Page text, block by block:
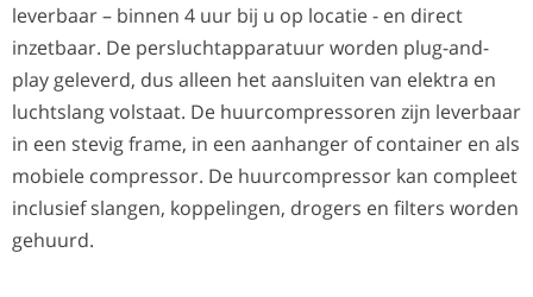
leverbaar – binnen 4 uur bij u op locatie - en direct
inzetbaar. De persluchtapparatuur worden plug-and-
play geleverd, dus alleen het aansluiten van elektra en
luchtslang volstaat. De huurcompressoren zijn leverbaar
in een stevig frame, in een aanhanger of container en als
mobiele compressor. De huurcompressor kan compleet
inclusief slangen, koppelingen, drogers en filters worden
gehuurd.